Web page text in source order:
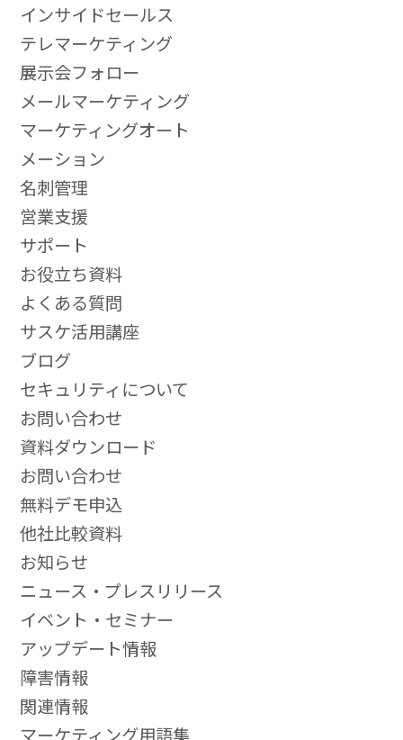
インサイドセールス
テレマーケティング
展示会フォロー
メールマーケティング
マーケティングオート
メーション
名刺管理
営業支援
サポート
お役立ち資料
よくある質問
サスケ活用講座
ブログ
セキュリティについて
お問い合わせ
資料ダウンロード
お問い合わせ
無料デモ申込
他社比較資料
お知らせ
ニュース・プレスリリース
イベント・セミナー
アップデート情報
障害情報
関連情報
マーケティング用語集